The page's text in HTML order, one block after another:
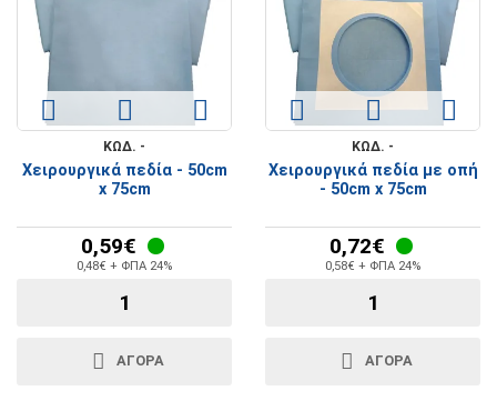
ΚΩΔ. -
Χειρουργικά πεδία - 50cm
x 75cm
0,59€
0,48€ + ΦΠΑ 24%
ΑΓΟΡΑ
ΚΩΔ. -
Χειρουργικά πεδία με οπή
- 50cm x 75cm
0,72€
0,58€ + ΦΠΑ 24%
ΑΓΟΡΑ